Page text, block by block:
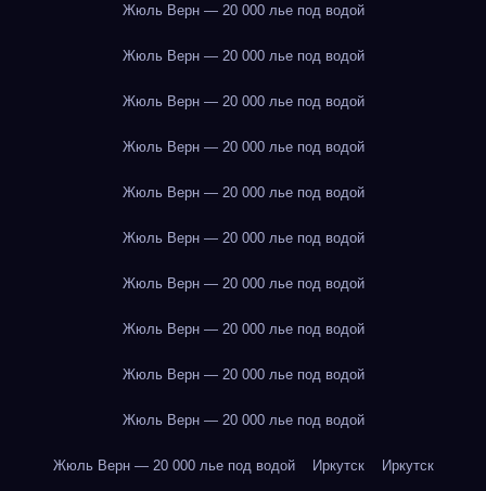
Жюль Верн — 20 000 лье под водой
Жюль Верн — 20 000 лье под водой
Жюль Верн — 20 000 лье под водой
Жюль Верн — 20 000 лье под водой
Жюль Верн — 20 000 лье под водой
Жюль Верн — 20 000 лье под водой
Жюль Верн — 20 000 лье под водой
Жюль Верн — 20 000 лье под водой
Жюль Верн — 20 000 лье под водой
Жюль Верн — 20 000 лье под водой
Жюль Верн — 20 000 лье под водой Иркутск Иркутск